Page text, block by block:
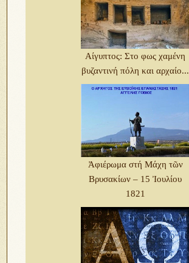
Αίγυπτος: Στο φως χαμένη
βυζαντινή πόλη και αρχαίο...
Ἀφιέρωμα στή Μάχη τῶν
Βρυσακίων – 15 Ἰουλίου
1821